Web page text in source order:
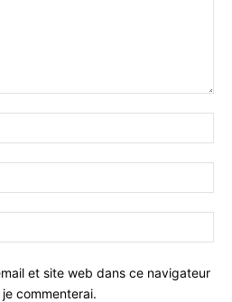
et site web dans ce navigateur
commenterai.